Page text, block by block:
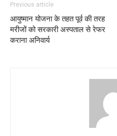
Previous article
आयुष्मान योजना के तहत पूर्व की तरह
मरीजों को सरकारी अस्पताल से रेफर
कराना अनिवार्य